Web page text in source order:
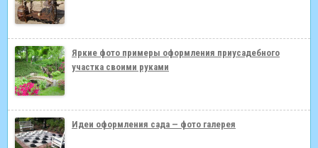
Яркие фото примеры оформления приусадебного
участка своими руками
Идеи оформления сада — фото галерея